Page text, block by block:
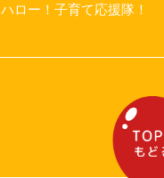
ハロー！子育て応援隊！